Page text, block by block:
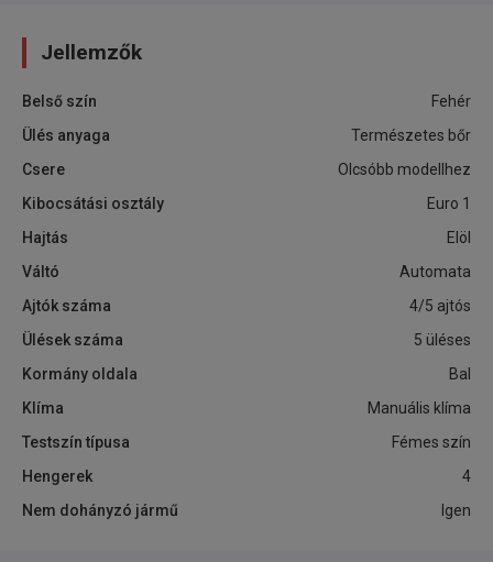
Jellemzők
Belső szín
Fehér
Ülés anyaga
Természetes bőr
Csere
Olcsóbb modellhez
Kibocsátási osztály
Euro 1
Hajtás
Elöl
Váltó
Automata
Ajtók száma
4/5 ajtós
Ülések száma
5 üléses
Kormány oldala
Bal
Klíma
Manuális klíma
Testszín típusa
Fémes szín
Hengerek
4
Nem dohányzó jármű
Igen